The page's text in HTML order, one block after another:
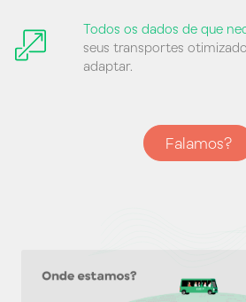
Todos os dados de que
seus transportes
adaptar.
Falamos?